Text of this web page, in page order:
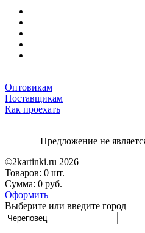
Оптовикам
Поставщикам
Как проехать
Предложение не
©2kartinki.ru 2026
Товаров: 0 шт.
Сумма: 0 руб.
Оформить
Выберите или введите город